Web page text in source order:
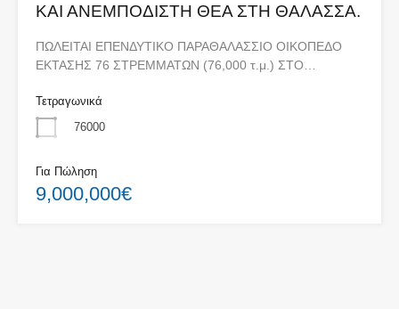
ΚΑΙ ΑΝΕΜΠΟΔΙΣΤΗ ΘΕΑ ΣΤΗ ΘΑΛΑΣΣΑ.
ΠΩΛΕΙΤΑΙ ΕΠΕΝΔΥΤΙΚΟ ΠΑΡΑΘΑΛΑΣΣΙΟ ΟΙΚΟΠΕΔΟ
ΕΚΤΑΣΗΣ 76 ΣΤΡΕΜΜΑΤΩΝ (76,000 τ.μ.) ΣΤΟ…
Τετραγωνικά
76000
Για Πώληση
9,000,000€